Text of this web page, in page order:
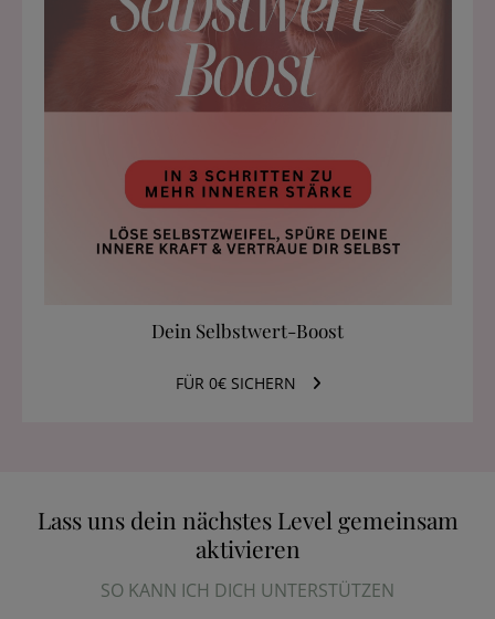
Dein Selbstwert-Boost
FÜR 0€ SICHERN
Lass uns dein nächstes Level gemeinsam
aktivieren
SO KANN ICH DICH UNTERSTÜTZEN